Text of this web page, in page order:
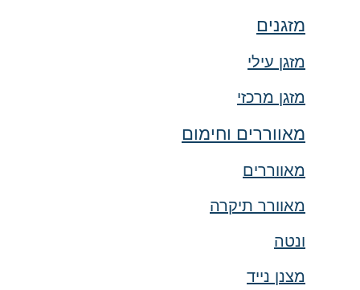
מזגנים
מזגן עילי
מזגן מרכזי
מאווררים וחימום
מאווררים
מאוורר תיקרה
ונטה
מצנן נייד